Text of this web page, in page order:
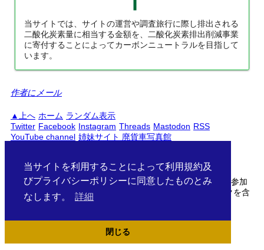
当サイトを利用することによって利用規約及
びプライバシーポリシーに同意したものとみ
なします。
詳細
閉じる
当サイトでは、サイトの運営や調査旅行に際し排出される
二酸化炭素量に相当する金額を、二酸化炭素排出削減事業
に寄付することによってカーボンニュートラルを目指して
います。
作者にメール
上へ ホーム ランダム表示
Twitter Facebook Instagram Threads Mastodon RSS
YouTube channel 姉妹サイト 廃貨車写真館
当サイトははAmazonアソシエイト・楽天アフィリエイトに参加
しています。サイト中の商品リンクはアフィリエイトリンクを含
む場合がございます。